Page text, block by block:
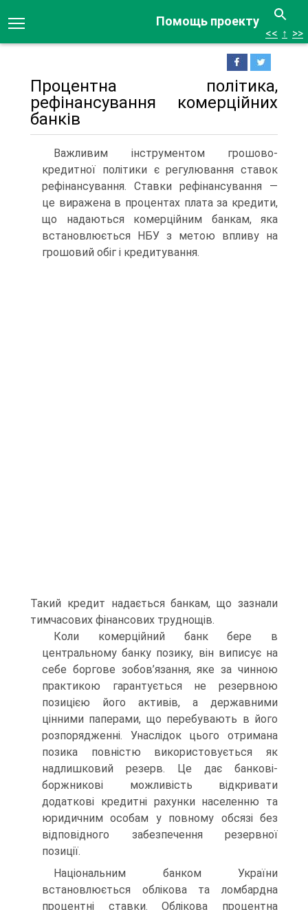
Помощь проекту
<< ↑ >>
Процентна політика,
рефінансування комерційних
банків
Важливим інструментом грошово-
кредитної політики є регулювання ставок
рефінансування. Ставки рефінансування —
це виражена в процентах плата за кредити,
що надаються комерційним банкам, яка
встановлюється НБУ з метою впливу на
грошовий обіг і кредитування.
Такий кредит надається банкам, що зазнали
тимчасових фінансових труднощів.
Коли комерційний банк бере в
центральному банку позику, він виписує на
себе боргове зобов’язання, яке за чинною
практикою гарантується не резервною
позицією його активів, а державними
цінними паперами, що перебувають в його
розпорядженні. Унаслідок цього отримана
позика повністю використовується як
надлишковий резерв. Це дає банкові-
боржникові можливість відкривати
додаткові кредитні рахунки населенню та
юридичним особам у повному обсязі без
відповідного забезпечення резервної
позиції.
Національним банком України
встановлюється облікова та ломбардна
процентні ставки. Облікова процентна